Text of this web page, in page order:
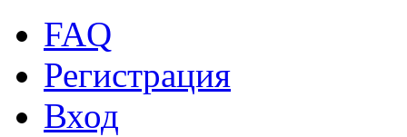
FAQ
Регистрация
Вход